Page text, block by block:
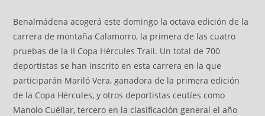
Benalmádena acogerá este domingo la octava edición de la
carrera de montaña Calamorro, la primera de las cuatro
pruebas de la II Copa Hércules Trail. Un total de 700
deportistas se han inscrito en esta carrera en la que
participarán Mariló Vera, ganadora de la primera edición
de la Copa Hércules, y otros deportistas ceutíes como
Manolo Cuéllar, tercero en la clasificación general el año